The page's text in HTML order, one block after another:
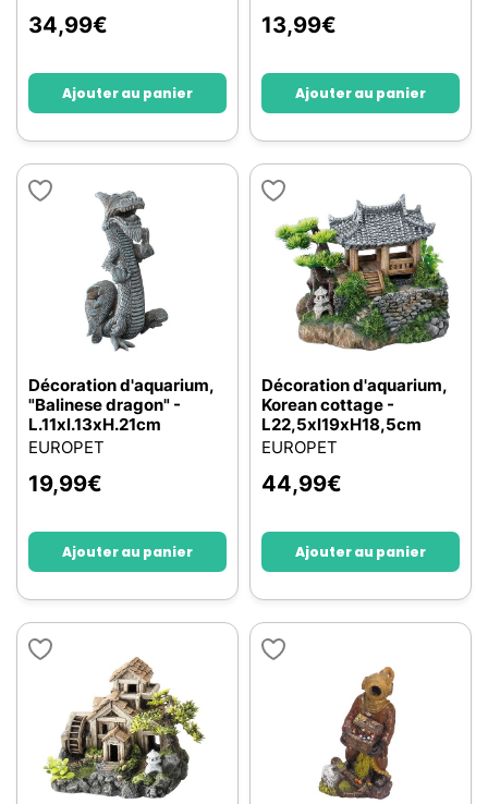
34,99€
Ajouter au panier
13,99€
Ajouter au panier
Décoration d'aquarium,
"Balinese dragon" -
L.11xl.13xH.21cm
EUROPET
19,99€
Ajouter au panier
Décoration d'aquarium,
Korean cottage -
L22,5xl19xH18,5cm
EUROPET
44,99€
Ajouter au panier